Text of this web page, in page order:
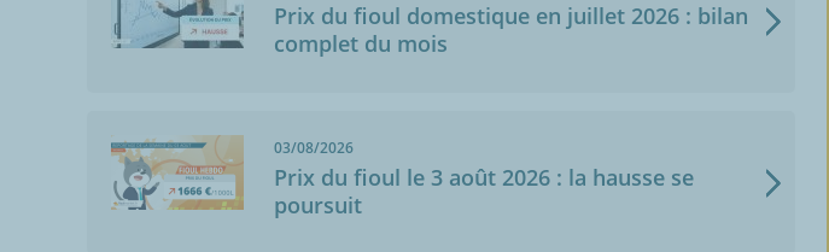
Prix du fioul domestique en juillet 2026 : bilan
complet du mois
03/08/2026
Prix du fioul le 3 août 2026 : la hausse se
poursuit
17/12/2022